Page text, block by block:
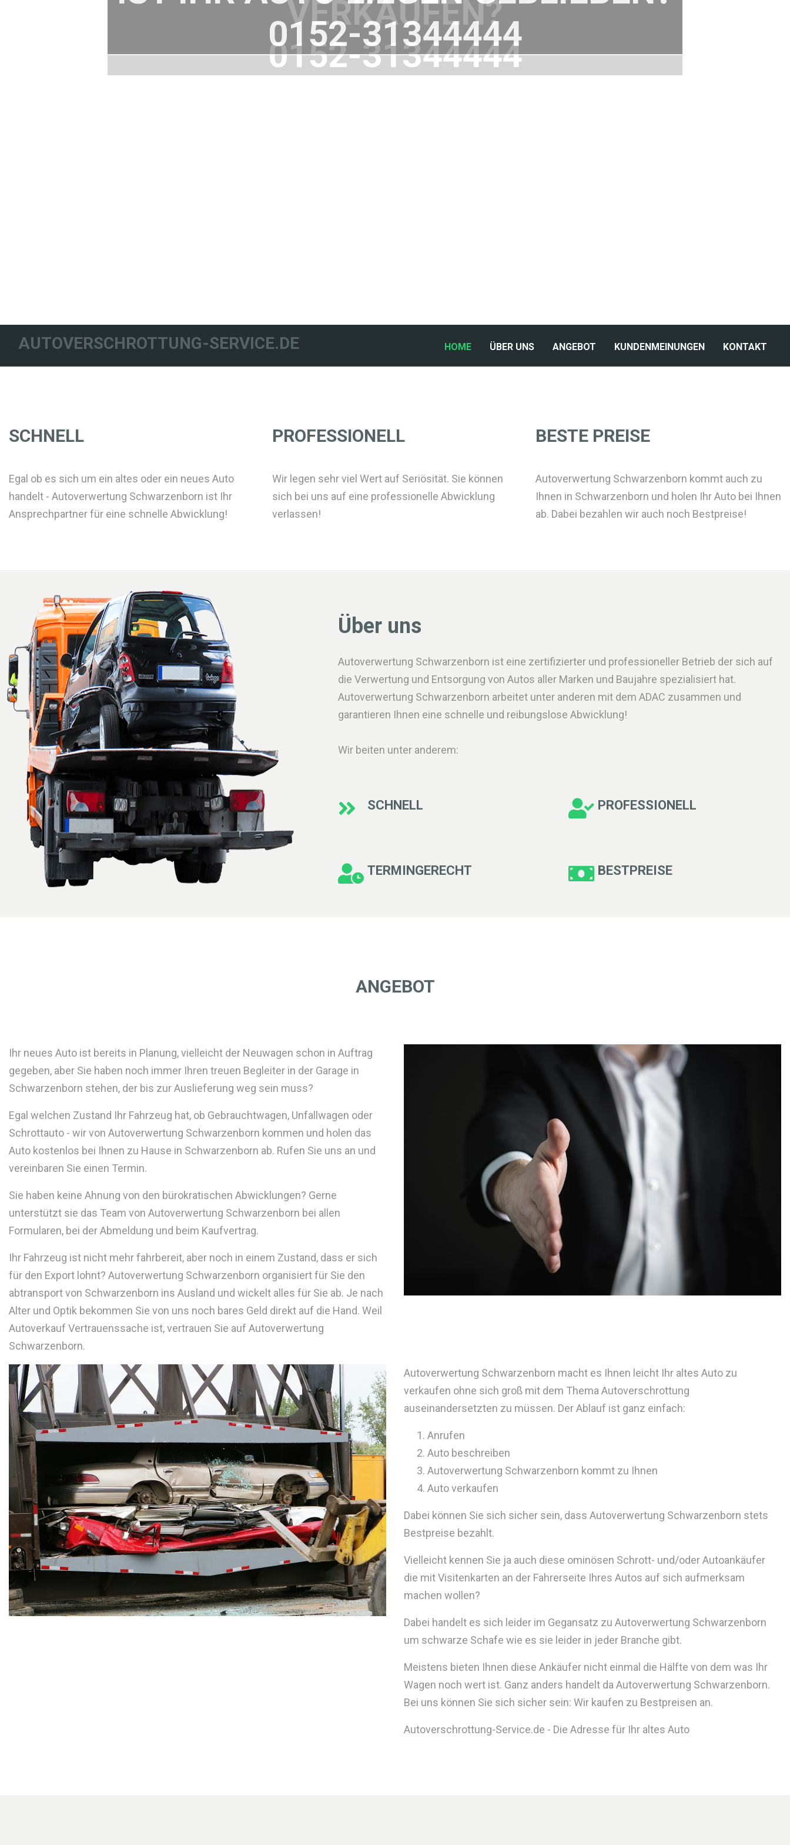
VERKAUFEN?
0152-31344444
AUTOVERSCHROTTUNG-SERVICE.DE HOME(CURRENT)
ÜBER UNS ANGEBOT KUNDENMEINUNGEN KONTAKT
SCHNELL
Egal ob es sich um ein altes oder ein neues Auto
handelt - Autoverwertung Schwarzenborn ist Ihr
Ansprechpartner für eine schnelle Abwicklung!
PROFESSIONELL
Wir legen sehr viel Wert auf Seriösität. Sie können
sich bei uns auf eine professionelle Abwicklung
verlassen!
BESTE PREISE
Autoverwertung Schwarzenborn kommt auch zu
Ihnen in Schwarzenborn und holen Ihr Auto bei Ihnen
ab. Dabei bezahlen wir auch noch Bestpreise!
Über uns
Autoverwertung Schwarzenborn ist eine zertifizierter und professioneller Betrieb der sich auf
die Verwertung und Entsorgung von Autos aller Marken und Baujahre spezialisiert hat.
Autoverwertung Schwarzenborn arbeitet unter anderen mit dem ADAC zusammen und
garantieren Ihnen eine schnelle und reibungslose Abwicklung!
Wir beiten unter anderem:
SCHNELL PROFESSIONELL
TERMINGERECHT BESTPREISE
ANGEBOT
Ihr neues Auto ist bereits in Planung, vielleicht der Neuwagen schon in Auftrag
gegeben, aber Sie haben noch immer Ihren treuen Begleiter in der Garage in
Schwarzenborn stehen, der bis zur Auslieferung weg sein muss?
Egal welchen Zustand Ihr Fahrzeug hat, ob Gebrauchtwagen, Unfallwagen oder
Schrottauto - wir von Autoverwertung Schwarzenborn kommen und holen das
Auto kostenlos bei Ihnen zu Hause in Schwarzenborn ab. Rufen Sie uns an und
vereinbaren Sie einen Termin.
Sie haben keine Ahnung von den bürokratischen Abwicklungen? Gerne
unterstützt sie das Team von Autoverwertung Schwarzenborn bei allen
Formularen, bei der Abmeldung und beim Kaufvertrag.
Ihr Fahrzeug ist nicht mehr fahrbereit, aber noch in einem Zustand, dass er sich
für den Export lohnt? Autoverwertung Schwarzenborn organisiert für Sie den
abtransport von Schwarzenborn ins Ausland und wickelt alles für Sie ab. Je nach
Alter und Optik bekommen Sie von uns noch bares Geld direkt auf die Hand. Weil
Autoverkauf Vertrauenssache ist, vertrauen Sie auf Autoverwertung
Schwarzenborn.
Autoverwertung Schwarzenborn macht es Ihnen leicht Ihr altes Auto zu
verkaufen ohne sich groß mit dem Thema Autoverschrottung
auseinandersetzten zu müssen. Der Ablauf ist ganz einfach:
Anrufen
Auto beschreiben
Autoverwertung Schwarzenborn kommt zu Ihnen
Auto verkaufen
Dabei können Sie sich sicher sein, dass Autoverwertung Schwarzenborn stets
Bestpreise bezahlt.
Vielleicht kennen Sie ja auch diese ominösen Schrott- und/oder Autoankäufer
die mit Visitenkarten an der Fahrerseite Ihres Autos auf sich aufmerksam
machen wollen?
Dabei handelt es sich leider im Gegansatz zu Autoverwertung Schwarzenborn
um schwarze Schafe wie es sie leider in jeder Branche gibt.
Meistens bieten Ihnen diese Ankäufer nicht einmal die Hälfte von dem was Ihr
Wagen noch wert ist. Ganz anders handelt da Autoverwertung Schwarzenborn.
Bei uns können Sie sich sicher sein: Wir kaufen zu Bestpreisen an.
Autoverschrottung-Service.de - Die Adresse für Ihr altes Auto